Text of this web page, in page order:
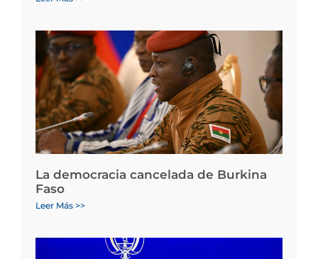
La democracia cancelada de Burkina
Faso
Leer Más >>